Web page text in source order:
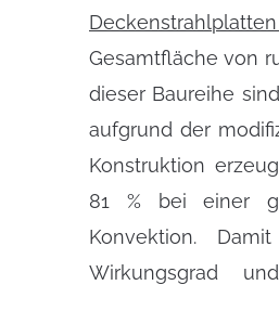
Gesamtfläche von
dieser Baureihe
aufgrund der
Konstruktion
81 % bei einer
Konvektion.
Wirkungsgrad
Vorlauf/
Gesamtleistung
um eine möglichst